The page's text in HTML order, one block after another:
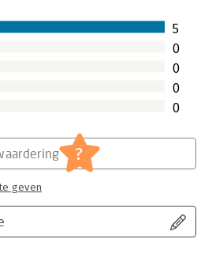
5
0
0
0
0
?
geven